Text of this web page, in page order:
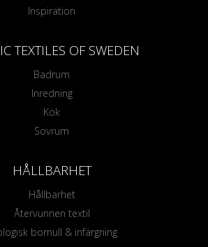
Inspiration
TEXTILES OF SWEDEN
Badrum
Inredning
Kök
Sovrum
HÅLLBARHET
Hållbarhet
Återvunnen textil
bomull & infärgning